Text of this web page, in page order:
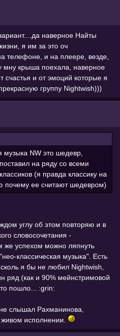
наверное Найты
я им за это оч
телефоне, и на плеере, везде,
мну крыша поехала, наверное
счастья и от эмоций которые я
группу Nightwish)))
NW это шедевр,
на ряду со всеми
(я правда классику на
почему ее считают шедевром)
углу об этом повторяю и в
словосочетания -
же успехом можно ляпнуть
классическая музыка". Есть
сколь я бы не любил Nightwish,
ряд (как и 90% мейнстримовой
пошло... :grin:
слышал Рахманинова,
исполнении.